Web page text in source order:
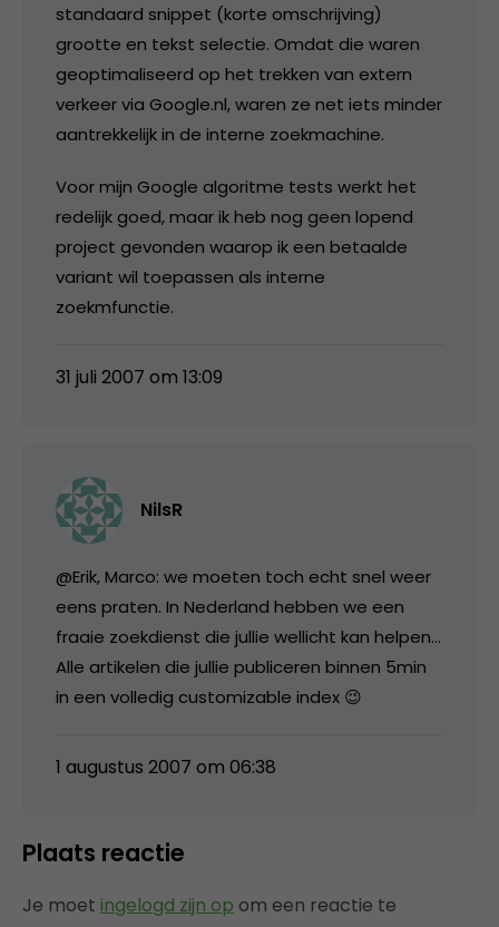
standaard snippet (korte omschrijving)
grootte en tekst selectie. Omdat die waren
geoptimaliseerd op het trekken van extern
verkeer via Google.nl, waren ze net iets minder
aantrekkelijk in de interne zoekmachine.
Voor mijn Google algoritme tests werkt het
redelijk goed, maar ik heb nog geen lopend
project gevonden waarop ik een betaalde
variant wil toepassen als interne
zoekmfunctie.
31 juli 2007 om 13:09
NilsR
@Erik, Marco: we moeten toch echt snel weer
eens praten. In Nederland hebben we een
fraaie zoekdienst die jullie wellicht kan helpen…
Alle artikelen die jullie publiceren binnen 5min
in een volledig customizable index 😉
1 augustus 2007 om 06:38
Plaats reactie
Je moet ingelogd zijn op om een reactie te